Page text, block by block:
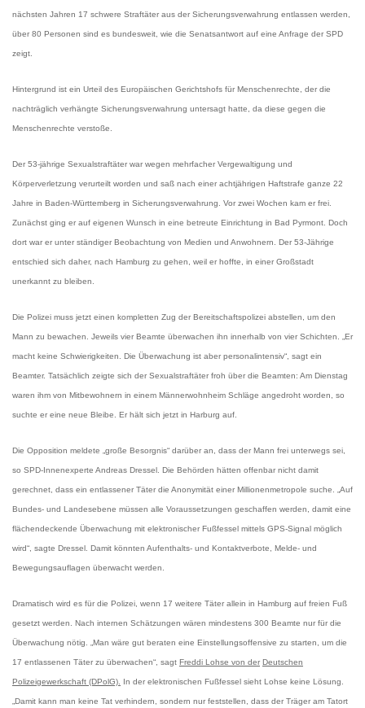
nächsten Jahren 17 schwere Straftäter aus der Sicherungsverwahrung entlassen werden,
über 80 Personen sind es bundesweit, wie die Senatsantwort auf eine Anfrage der SPD
zeigt.
Hintergrund ist ein Urteil des Europäischen Gerichtshofs für Menschenrechte, der die
nachträglich verhängte Sicherungsverwahrung untersagt hatte, da diese gegen die
Menschenrechte verstoße.
Der 53-jährige Sexualstraftäter war wegen mehrfacher Vergewaltigung und
Körperverletzung verurteilt worden und saß nach einer achtjährigen Haftstrafe ganze 22
Jahre in Baden-Württemberg in Sicherungsverwahrung. Vor zwei Wochen kam er frei.
Zunächst ging er auf eigenen Wunsch in eine betreute Einrichtung in Bad Pyrmont. Doch
dort war er unter ständiger Beobachtung von Medien und Anwohnern. Der 53-Jährige
entschied sich daher, nach Hamburg zu gehen, weil er hoffte, in einer Großstadt
unerkannt zu bleiben.
Die Polizei muss jetzt einen kompletten Zug der Bereitschaftspolizei abstellen, um den
Mann zu bewachen. Jeweils vier Beamte überwachen ihn innerhalb von vier Schichten. „Er
macht keine Schwierigkeiten. Die Überwachung ist aber personalintensiv“, sagt ein
Beamter. Tatsächlich zeigte sich der Sexualstraftäter froh über die Beamten: Am Dienstag
waren ihm von Mitbewohnern in einem Männerwohnheim Schläge angedroht worden, so
suchte er eine neue Bleibe. Er hält sich jetzt in Harburg auf.
Die Opposition meldete „große Besorgnis“ darüber an, dass der Mann frei unterwegs sei,
so SPD-Innenexperte Andreas Dressel. Die Behörden hätten offenbar nicht damit
gerechnet, dass ein entlassener Täter die Anonymität einer Millionenmetropole suche. „Auf
Bundes- und Landesebene müssen alle Voraussetzungen geschaffen werden, damit eine
flächendeckende Überwachung mit elektronischer Fußfessel mittels GPS-Signal möglich
wird“, sagte Dressel. Damit könnten Aufenthalts- und Kontaktverbote, Melde- und
Bewegungsauflagen überwacht werden.
Dramatisch wird es für die Polizei, wenn 17 weitere Täter allein in Hamburg auf freien Fuß
gesetzt werden. Nach internen Schätzungen wären mindestens 300 Beamte nur für die
Überwachung nötig. „Man wäre gut beraten eine Einstellungsoffensive zu starten, um die
17 entlassenen Täter zu überwachen“, sagt Freddi Lohse von der Deutschen
Polizeigewerkschaft (DPolG). In der elektronischen Fußfessel sieht Lohse keine Lösung.
„Damit kann man keine Tat verhindern, sondern nur feststellen, dass der Träger am Tatort